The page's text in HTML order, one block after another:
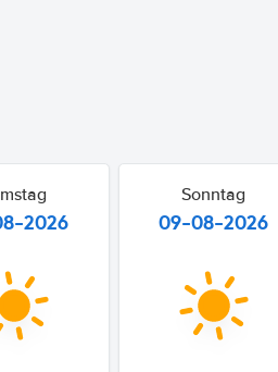
2026
Sonntag
09-08-2026